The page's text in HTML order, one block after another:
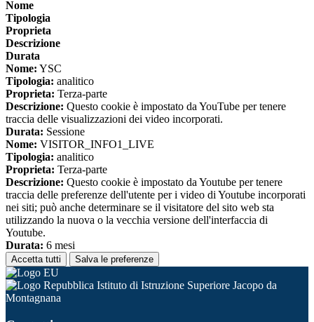
Nome
Tipologia
Proprieta
Descrizione
Durata
Nome: YSC
Tipologia: analitico
Proprieta: Terza-parte
Descrizione: Questo cookie è impostato da YouTube per tenere
traccia delle visualizzazioni dei video incorporati.
Durata: Sessione
Nome: VISITOR_INFO1_LIVE
Tipologia: analitico
Proprieta: Terza-parte
Descrizione: Questo cookie è impostato da Youtube per tenere
traccia delle preferenze dell'utente per i video di Youtube incorporati
nei siti; può anche determinare se il visitatore del sito web sta
utilizzando la nuova o la vecchia versione dell'interfaccia di
Youtube.
Durata: 6 mesi
Accetta tutti Salva le preferenze
Istituto di Istruzione Superiore Jacopo da
Montagnana